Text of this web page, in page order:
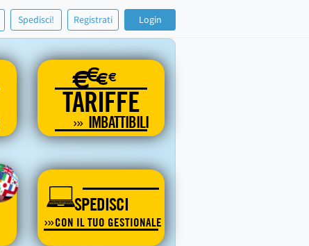
Spedisci! Registrati Login
€€€€
TARIFFE
IMBATTIBILI
SPEDISCI
CON IL TUO GESTIONALE